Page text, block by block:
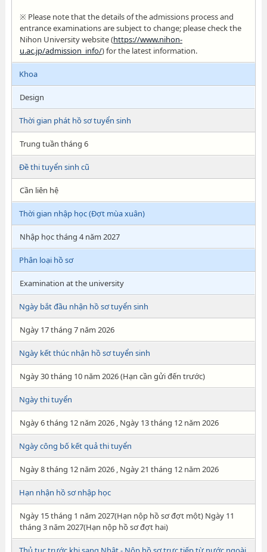
※ Please note that the details of the admissions process and
entrance examinations are subject to change; please check the
Nihon University website (https://www.nihon-
u.ac.jp/admission_info/) for the latest information.
Khoa
Design
Thời gian phát hồ sơ tuyển sinh
Trung tuần tháng 6
Đề thi tuyển sinh cũ
Cần liên hệ
Thời gian nhập học (Đợt mùa xuân)
Nhập học tháng 4 năm 2027
Phân loại hồ sơ
Examination at the university
Ngày bắt đầu nhận hồ sơ tuyển sinh
Ngày 17 tháng 7 năm 2026
Ngày kết thúc nhận hồ sơ tuyển sinh
Ngày 30 tháng 10 năm 2026 (Hạn cần gửi đến trước)
Ngày thi tuyển
Ngày 6 tháng 12 năm 2026 , Ngày 13 tháng 12 năm 2026
Ngày công bố kết quả thi tuyển
Ngày 8 tháng 12 năm 2026 , Ngày 21 tháng 12 năm 2026
Hạn nhận hồ sơ nhập học
Ngày 15 tháng 1 năm 2027(Hạn nộp hồ sơ đợt một) Ngày 11
tháng 3 năm 2027(Hạn nộp hồ sơ đợt hai)